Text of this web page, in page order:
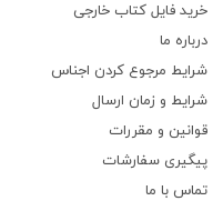
خرید فایل کتاب خارجی
درباره ما
شرایط مرجوع کردن اجناس
شرایط و زمان ارسال
قوانین و مقررات
پیگیری سفارشات
تماس با ما